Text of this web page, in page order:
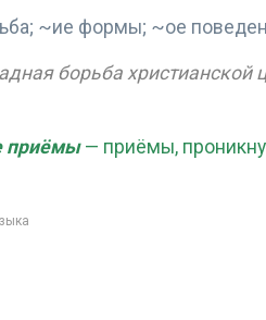
~ие формы; ~ое
борьба христианской
приёмы— приёмы,